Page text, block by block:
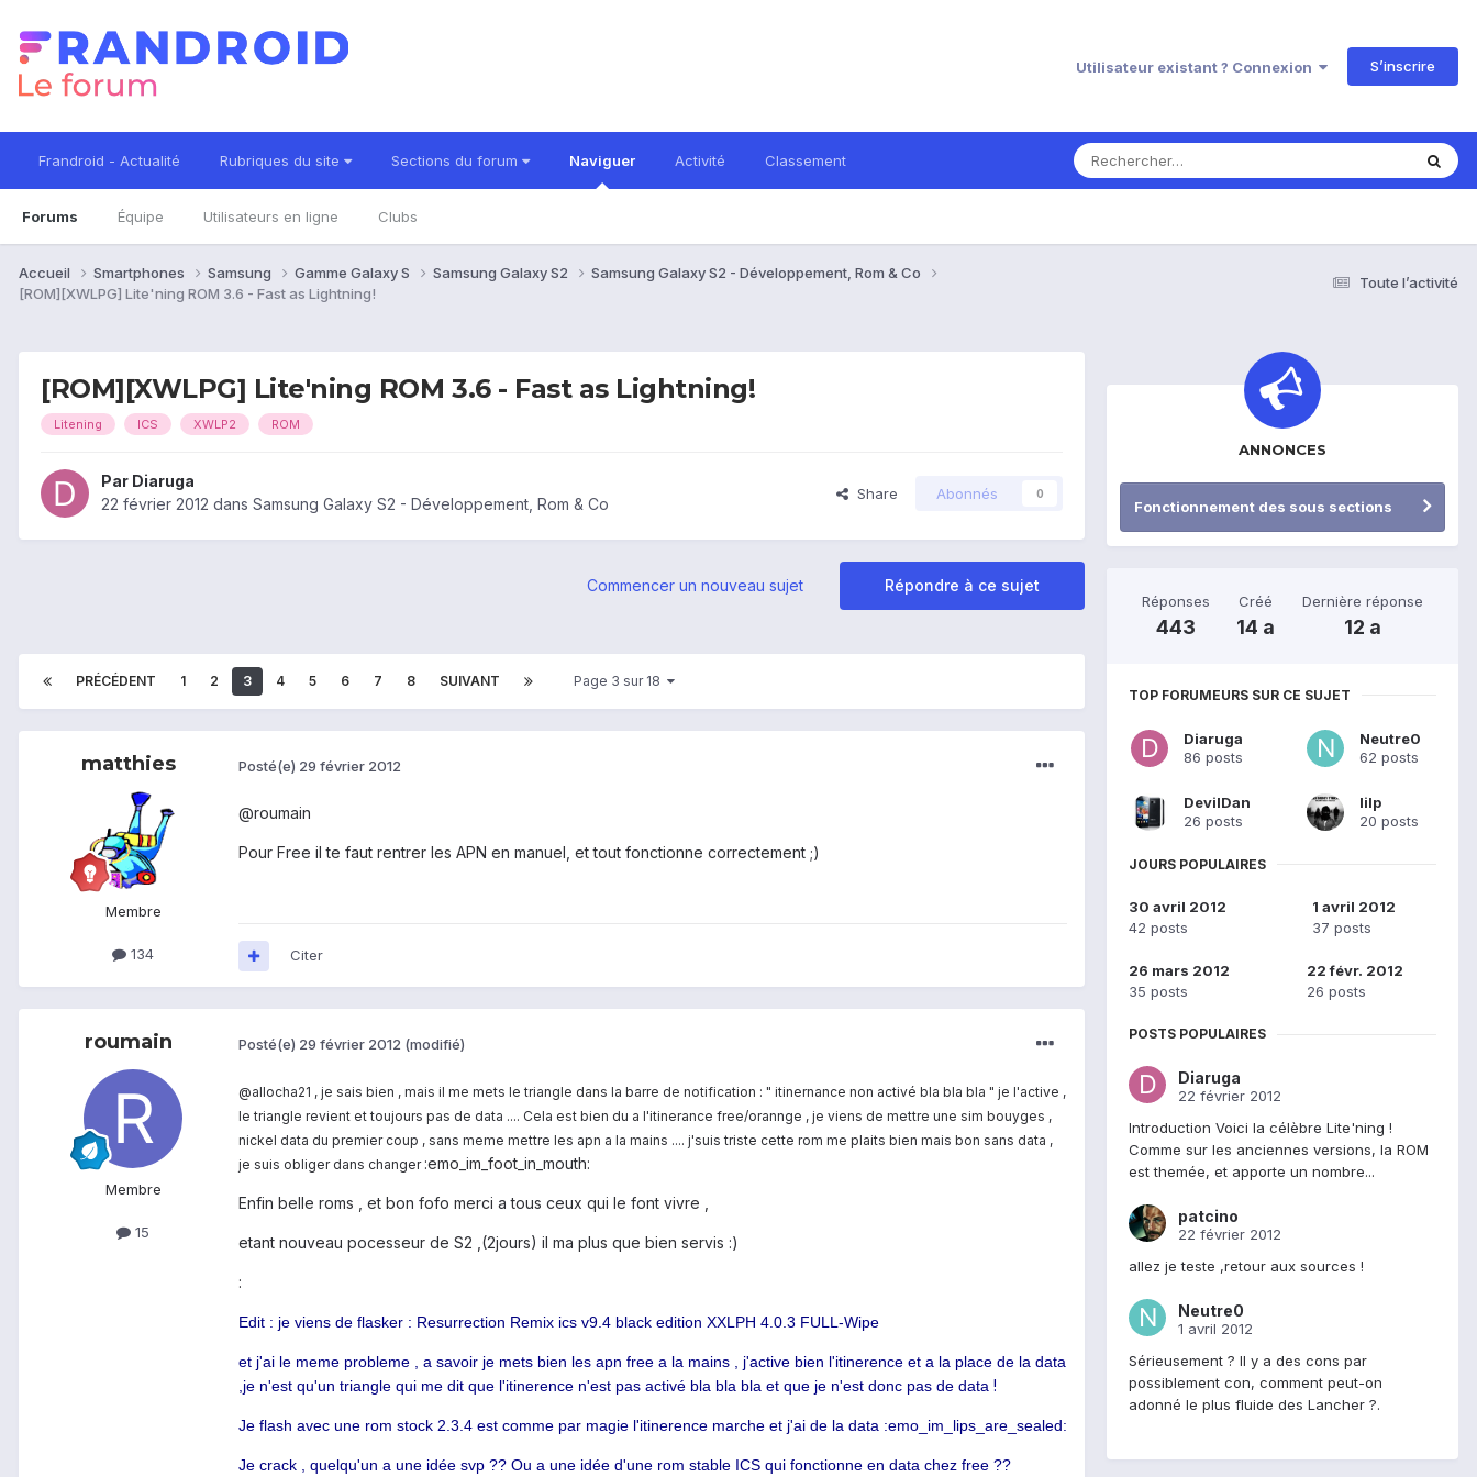
Utilisateur existant ? Connexion S’inscrire
Frandroid - Actualité Rubriques du site Sections du forum Naviguer
Forums Équipe Utilisateurs en ligne Clubs
Activité Classement
Toute l’activité
Accueil Smartphones Samsung Gamme Galaxy S Samsung Galaxy S2
Samsung Galaxy S2 - Développement, Rom & Co
[ROM][XWLPG] Lite'ning ROM 3.6 - Fast as Lightning!
[ROM][XWLPG] Lite'ning ROM 3.6 - Fast as Lightning!
Litening ICS XWLP2 ROM
Par Diaruga
22 février 2012 dans Samsung Galaxy S2 - Développement, Rom & Co
Share Abonnés 0
Répondre à ce sujet
Commencer un nouveau sujet
PRÉCÉDENT 1 2 3 4 5 6 7 8 SUIVANT Page 3 sur 18
matthies
Membre
134
Posté(e) 29 février 2012
@roumain
Pour Free il te faut rentrer les APN en manuel, et tout fonctionne correctement ;)
Citer
roumain
Membre
15
Posté(e) 29 février 2012 (modifié)
@allocha21 , je sais bien , mais il me mets le triangle dans la barre de notification : " itinernance non activé bla bla bla " je l'active ,
le triangle revient et toujours pas de data .... Cela est bien du a l'itinerance free/orannge , je viens de mettre une sim bouyges ,
nickel data du premier coup , sans meme mettre les apn a la mains .... j'suis triste cette rom me plaits bien mais bon sans data ,
je suis obliger dans changer :emo_im_foot_in_mouth:
Enfin belle roms , et bon fofo merci a tous ceux qui le font vivre ,
etant nouveau pocesseur de S2 ,(2jours) il ma plus que bien servis :)
:
Edit : je viens de flasker : Resurrection Remix ics v9.4 black edition XXLPH 4.0.3 FULL-Wipe
et j'ai le meme probleme , a savoir je mets bien les apn free a la mains , j'active bien l'itinerence et a la place de la data
,je n'est qu'un triangle qui me dit que l'itinerence n'est pas activé bla bla bla et que je n'est donc pas de data !
Je flash avec une rom stock 2.3.4 est comme par magie l'itinerence marche et j'ai de la data :emo_im_lips_are_sealed:
Je crack , quelqu'un a une idée svp ?? Ou a une idée d'une rom stable ICS qui fonctionne en data chez free ??
ANNONCES
Fonctionnement des sous sections
Réponses
443
Créé
14 a
Dernière réponse
12 a
TOP FORUMEURS SUR CE SUJET
Diaruga
86 posts
Neutre0
62 posts
DevilDan
26 posts
lilp
20 posts
JOURS POPULAIRES
30 avril 2012
42 posts
1 avril 2012
37 posts
26 mars 2012
35 posts
22 févr. 2012
26 posts
POSTS POPULAIRES
Diaruga
22 février 2012
Introduction Voici la célèbre Lite'ning !
Comme sur les anciennes versions, la ROM
est themée, et apporte un nombre...
patcino
22 février 2012
allez je teste ,retour aux sources !
Neutre0
1 avril 2012
Sérieusement ? Il y a des cons par
possiblement con, comment peut-on
adonné le plus fluide des Lancher ?.